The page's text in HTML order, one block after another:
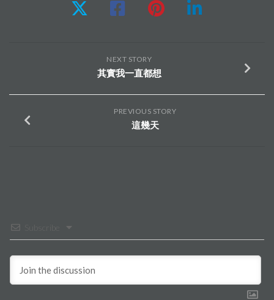
NEXT STORY
其實我一直都想
PREVIOUS STORY
這幾天